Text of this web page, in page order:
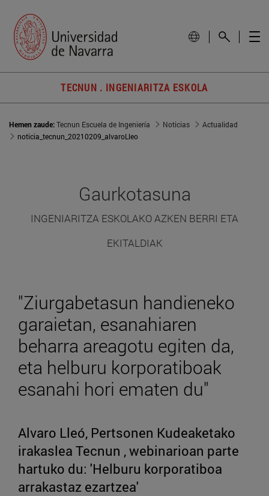
TECNUN . INGENIARITZA ESKOLA
Hemen zaude:Tecnun Escuela de Ingeniería Noticias
Actualidad
noticia_tecnun_20210209_alvaroLleo
Gaurkotasuna
INGENIARITZA ESKOLAKO AZKEN BERRI ETA
EKITALDIAK
"Ziurgabetasun handieneko
garaietan, esanahiaren
beharra areagotu egiten da,
eta helburu korporatiboak
esanahi hori ematen du"
Alvaro Lleó, Pertsonen Kudeaketako
irakaslea Tecnun , webinarioan parte
hartuko du: 'Helburu korporatiboa
arrakastaz ezartzea'